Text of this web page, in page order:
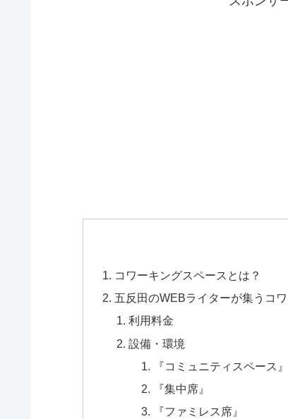
コワーキングスペースとは？
五反田のWEBライターが集うコ
利用料金
設備・環境
『コミュニティスペース』
『集中席』
『ファミレス席』